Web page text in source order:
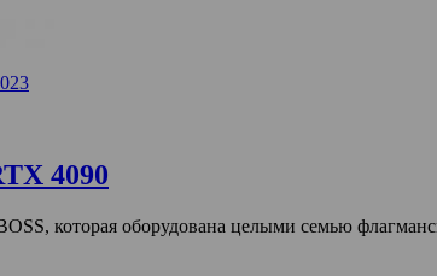
4090
которая оборудована целыми семью